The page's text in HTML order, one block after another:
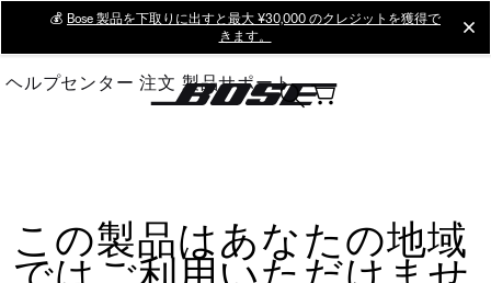
Main
💰 Bose 製品を下取りに出すと最大 ¥30,000 のクレジットを獲得で
きます。
ヘルプセンター 注文 製品サポート
この製品はあなたの地域
ではご利用いただけませ